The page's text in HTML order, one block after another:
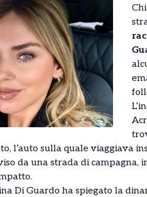
l’auto sulla quale viaggiava
da una strada di
Di Guardo ha spiegato la